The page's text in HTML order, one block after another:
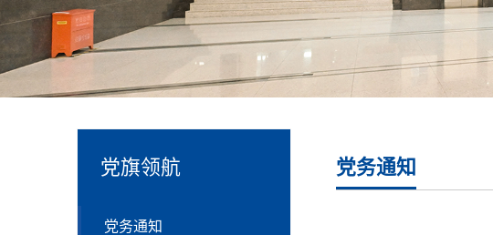
党旗领航
党务通知
党务通知